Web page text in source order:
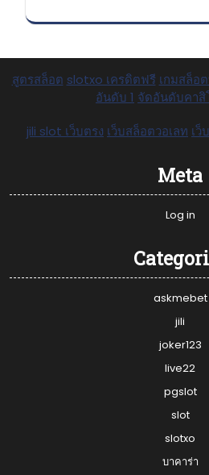
สูตรสล็อต slotxo เครดิตฟรี เกมสล็อ
อันดับ 1 จัดอันดับคา
jili slot เว็บตรง เว็บสล็อตวอเลท เว็
Meta
Log in
askmebet
jili
joker123
live22
pgslot
slot
slotxo
บาคาร่า